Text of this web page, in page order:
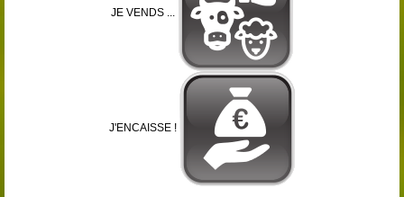
JE VENDS ...
J'ENCAISSE !